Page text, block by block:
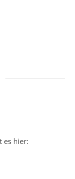
es hier: